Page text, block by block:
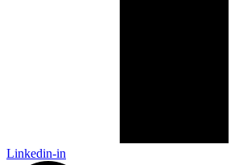
Linkedin-in